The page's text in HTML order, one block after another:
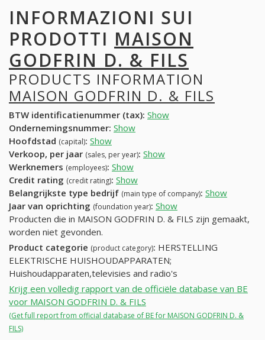
INFORMAZIONI SUI
PRODOTTI MAISON
GODFRIN D. & FILS
PRODUCTS INFORMATION
MAISON GODFRIN D. & FILS
BTW identificatienummer (tax): Show
Ondernemingsnummer: Show
Hoofdstad (capital): Show
Verkoop, per jaar (sales, per year): Show
Werknemers (employees): Show
Credit rating (credit rating): Show
Belangrijkste type bedrijf (main type of company): Show
Jaar van oprichting (foundation year): Show
Producten die in MAISON GODFRIN D. & FILS zijn gemaakt,
worden niet gevonden.
Product categorie (product category): HERSTELLING
ELEKTRISCHE HUISHOUDAPPARATEN;
Huishoudapparaten,televisies and radio's
Krijg een volledig rapport van de officiële database van BE
voor MAISON GODFRIN D. & FILS
(Get full report from official database of BE for MAISON GODFRIN D. &
FILS)